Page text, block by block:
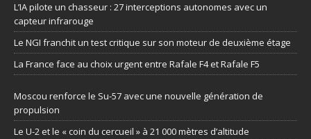
L’IA pilote un chasseur : 27 interceptions autonomes avec un
capteur infrarouge
Le NGI franchit un test critique sur son moteur de deuxième étage
La France face au choix urgent entre Rafale F4 et Rafale F5
Moscou renforce le Su-57 avec une nouvelle génération de
propulsion
Le U-2 et le « coin du cercueil » à 21 000 mètres d’altitude